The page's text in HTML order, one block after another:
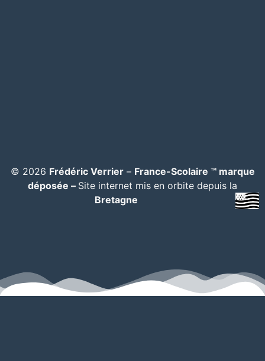
© 2026 Frédéric Verrier– France-Scolaire ™ marque
déposée – Site internet mis en orbite depuis la
Bretagne